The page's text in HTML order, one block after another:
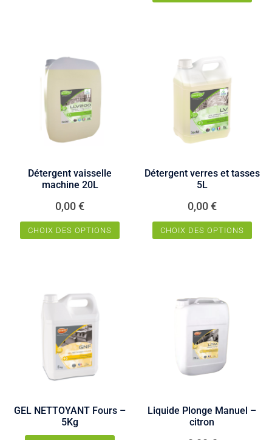
plusieurs
variations.
Les
options
peuvent
être
la
page
du
produit
Détergent vaisselle
machine 20L
0,00€
CHOIX DES OPTIONS
plusieurs
variations.
Les
options
peuvent
être
la
page
Détergent verres et tasses
5L
0,00€
CHOIX DES OPTIONS
plusieurs
options
peuvent
être
la
page
GEL NETTOYANT Fours –
5Kg
Liquide Plonge Manuel –
citron